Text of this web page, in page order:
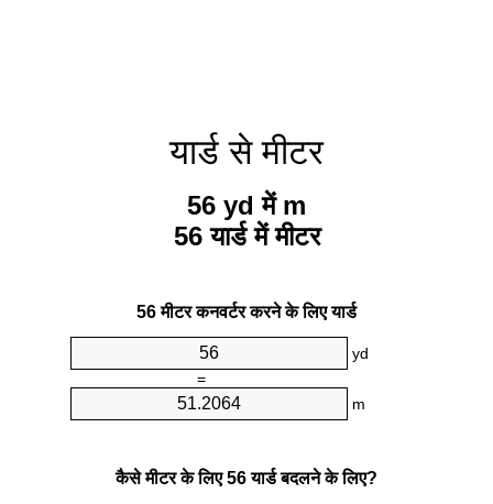
यार्ड से मीटर
56 yd में m
56 यार्ड में मीटर
56 मीटर कनवर्टर करने के लिए यार्ड
yd
=
m
कैसे मीटर के लिए 56 यार्ड बदलने के लिए?